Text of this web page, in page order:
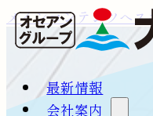
メインコンテンツへス
最新情報
会社案内